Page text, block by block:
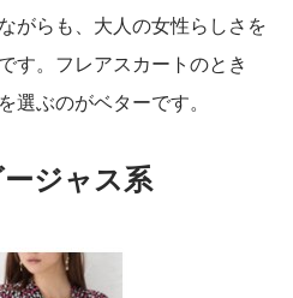
がらも、大人の女性らしさを
す。フレアスカートのとき
選ぶのがベターです。
ジャス系